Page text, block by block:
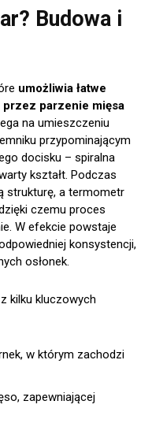
Budowa i
umożliwia łatwe
parzenie mięsa
na umieszczeniu
przypominającym
docisku – spiralna
kształt. Podczas
strukturę, a termometr
czemu proces
W efekcie powstaje
konsystencji,
osłonek.
kilku kluczowych
w którym zachodzi
zapewniającej